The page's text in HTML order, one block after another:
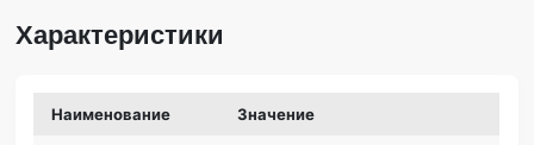
Характеристики
Наименование Значение